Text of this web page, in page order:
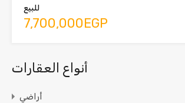
للبيع
7,700,000EGP
أنواع العقارات
أراضي